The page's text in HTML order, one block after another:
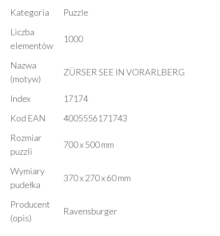
Kategoria
Puzzle
Liczba
elementów
1000
Nazwa
(motyw)
ZÜRSER SEE IN VORARLBERG
Index
17174
Kod EAN
4005556171743
Rozmiar
puzzli
700 x 500 mm
Wymiary
pudełka
370 x 270 x 60 mm
Producent
(opis)
Ravensburger